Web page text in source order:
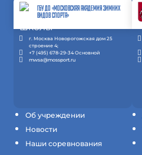
Об учреждении
Новости
Наши соревнования
ГБУ ДО «МОСКОВСКАЯ АКАДЕМИЯ ЗИМНИХ
ВИДОВ СПОРТА»
г. Москва Новорогожская дом 25
строение 4;
+7 (495) 678-29-34 Основной
mwsa@mossport.ru